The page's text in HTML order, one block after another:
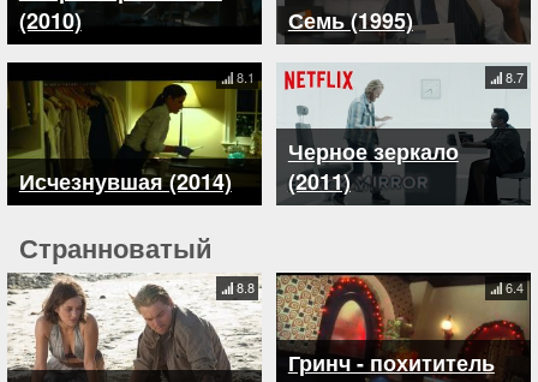
(2010)
Семь (1995)
Исчезнувшая (2014)
8.1
Черное зеркало
(2011)
8.7
Странноватый
8.8
Гринч - похититель
6.4